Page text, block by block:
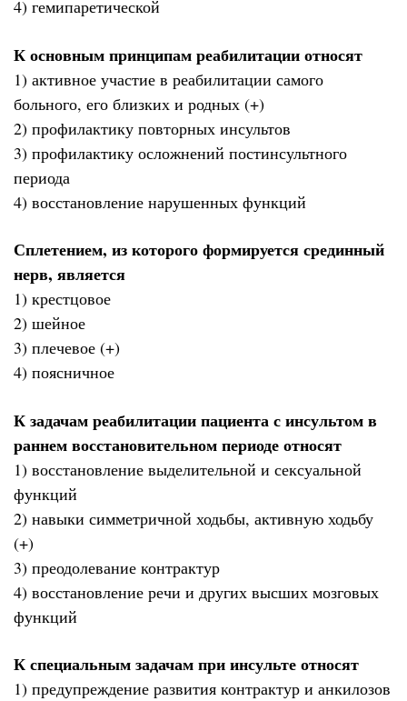
4) гемипаретической
К основным принципам реабилитации относят
1) активное участие в реабилитации самого
больного, его близких и родных (+)
2) профилактику повторных инсультов
3) профилактику осложнений постинсультного
периода
4) восстановление нарушенных функций
Сплетением, из которого формируется срединный
нерв, является
1) крестцовое
2) шейное
3) плечевое (+)
4) поясничное
К задачам реабилитации пациента с инсультом в
раннем восстановительном периоде относят
1) восстановление выделительной и сексуальной
функций
2) навыки симметричной ходьбы, активную ходьбу
(+)
3) преодолевание контрактур
4) восстановление речи и других высших мозговых
функций
К специальным задачам при инсульте относят
1) предупреждение развития контрактур и анкилозов